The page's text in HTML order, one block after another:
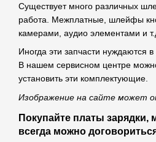
Существует много различных
работа. Межплатные, шлейфы
камерами, аудио элементами и
Иногда эти запчасти нуждаются
В нашем сервисном центре
установить эти комплектующие.
Изображение на сайте может
Покупайте платы
всегда можно